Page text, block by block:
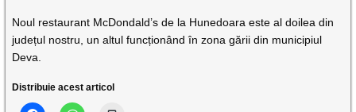
Noul restaurant McDondald’s de la Hunedoara este al doilea din
județul nostru, un altul funcționând în zona gării din municipiul
Deva.
Distribuie acest articol